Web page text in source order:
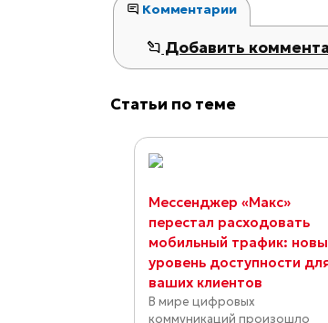
Комментарии
Добавить
Статьи по теме
Мессенджер «Макс»
перестал расходовать
мобильный трафик:
уровень доступности
ваших клиентов
В мире цифровых
коммуникаций произошло